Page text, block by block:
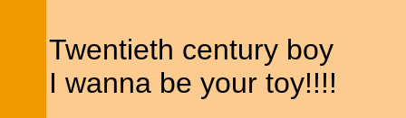
Twentieth century boy
I wanna be your toy!!!!